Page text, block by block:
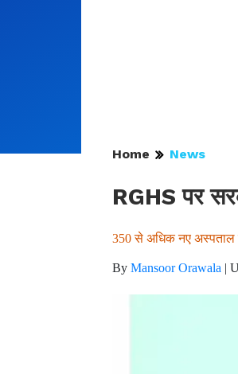
Home News
RGHS पर
350 से अधिक नए अस्पताल
By Mansoor Orawala |